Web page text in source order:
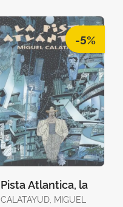
-5%
Pista Atlantica, la
CALATAYUD, MIGUEL